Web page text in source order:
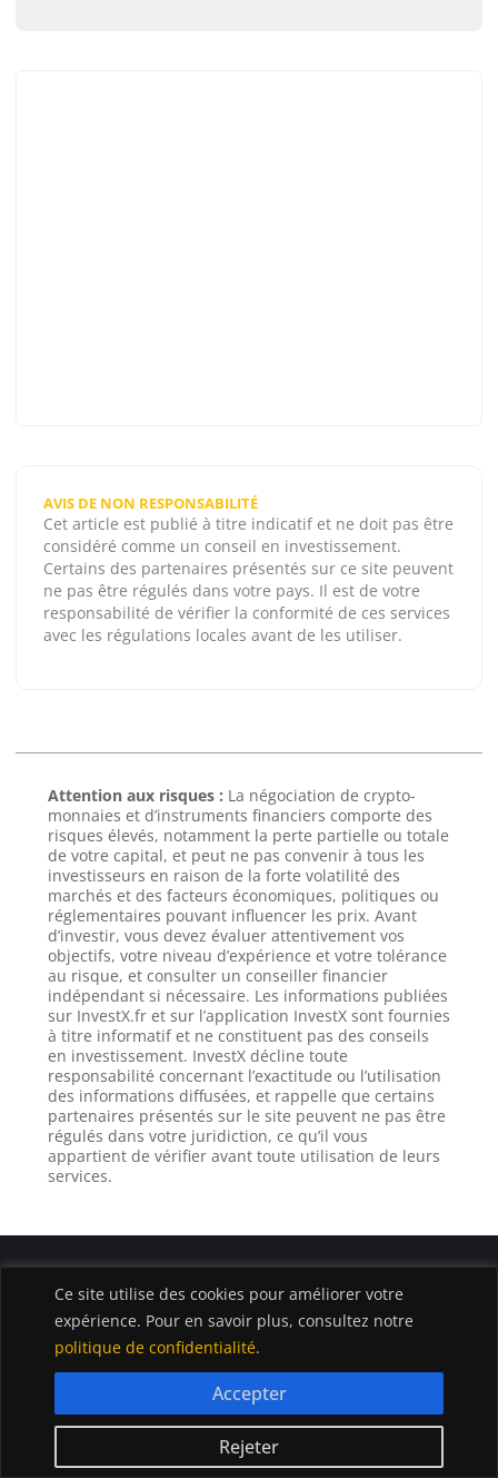
Ce site utilise des cookies pour améliorer votre
expérience. Pour en savoir plus, consultez notre
politique de confidentialité.
Rejeter
Accepter
AVIS DE NON RESPONSABILITÉ
Cet article est publié à titre indicatif et ne doit pas être
considéré comme un conseil en investissement.
Certains des partenaires présentés sur ce site peuvent
ne pas être régulés dans votre pays. Il est de votre
responsabilité de vérifier la conformité de ces services
avec les régulations locales avant de les utiliser.
Attention aux risques : La négociation de crypto-
monnaies et d’instruments financiers comporte des
risques élevés, notamment la perte partielle ou totale
de votre capital, et peut ne pas convenir à tous les
investisseurs en raison de la forte volatilité des
marchés et des facteurs économiques, politiques ou
réglementaires pouvant influencer les prix. Avant
d’investir, vous devez évaluer attentivement vos
objectifs, votre niveau d’expérience et votre tolérance
au risque, et consulter un conseiller financier
indépendant si nécessaire. Les informations publiées
sur InvestX.fr et sur l’application InvestX sont fournies
à titre informatif et ne constituent pas des conseils
en investissement. InvestX décline toute
responsabilité concernant l’exactitude ou l’utilisation
des informations diffusées, et rappelle que certains
partenaires présentés sur le site peuvent ne pas être
régulés dans votre juridiction, ce qu’il vous
appartient de vérifier avant toute utilisation de leurs
services.
TÉLÉCHARGER L'APPLICATION INVESTX